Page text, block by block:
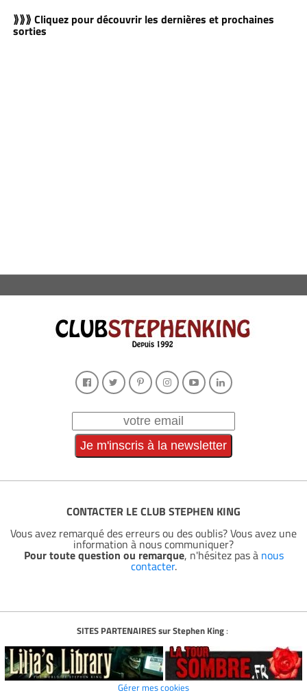
⟫⟫⟫ Cliquez pour découvrir les dernières et prochaines
sorties
CONTACTER LE CLUB STEPHEN KING
Vous avez remarqué des erreurs ou des oublis? Vous avez une
information à nous communiquer?
Pour toute question ou remarque, n'hésitez pas à nous
contacter.
SITES PARTENAIRES sur Stephen King:
Gérer mes cookies